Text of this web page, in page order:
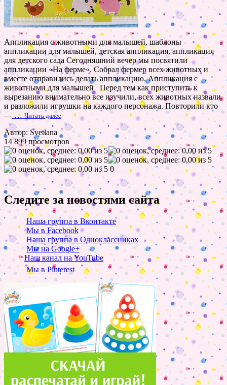
Аппликация с животными для малышей, шаблоны
аппликации для малышей, детская аппликация, аппликация
для детского сада Сегодняшний вечер мы посвятили
аппликации «На ферме«. Собрал фермер всех животных и
вместе отправились делать аппликацию. Аппликация с
животными для малышей Перед тем как приступить к
вырезанию внимательно все изучили, всех животных назвали
и разложили игрушки на каждого персонажа. Повторили кто
—… Читать далее
Автор: Svetlana
14 899 просмотров
0
Следите за новостями сайта
Наша группа в Вконтакте
Мы в Facebook
Наша группа в Одноклассниках
Мы на Google+
Наш канал на YouTube
Мы в Pinterest